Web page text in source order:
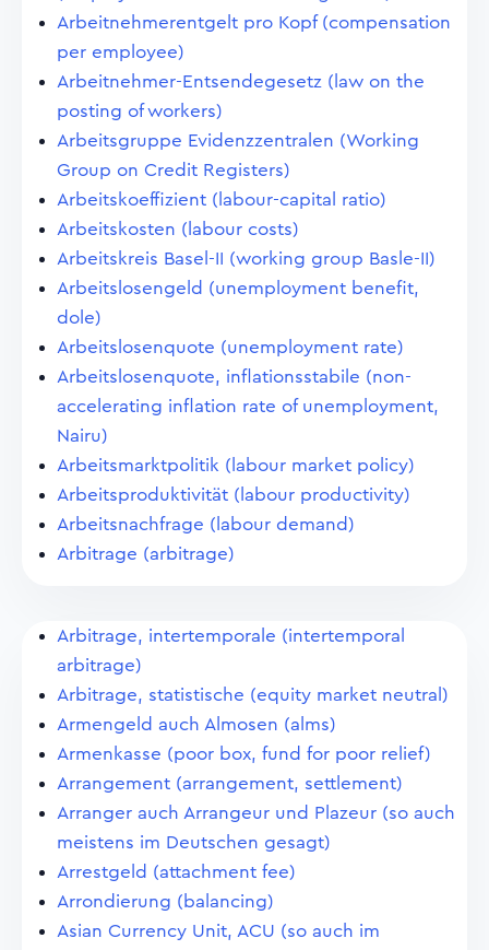
Arbeitnehmerentgelt pro Kopf (compensation
per employee)
Arbeitnehmer-Entsendegesetz (law on the
posting of workers)
Arbeitsgruppe Evidenzzentralen (Working
Group on Credit Registers)
Arbeitskoeffizient (labour-capital ratio)
Arbeitskosten (labour costs)
Arbeitskreis Basel-II (working group Basle-II)
Arbeitslosengeld (unemployment benefit,
dole)
Arbeitslosenquote (unemployment rate)
Arbeitslosenquote, inflationsstabile (non-
accelerating inflation rate of unemployment,
Nairu)
Arbeitsmarktpolitik (labour market policy)
Arbeitsproduktivität (labour productivity)
Arbeitsnachfrage (labour demand)
Arbitrage (arbitrage)
Arbitrage, intertemporale (intertemporal
arbitrage)
Arbitrage, statistische (equity market neutral)
Armengeld auch Almosen (alms)
Armenkasse (poor box, fund for poor relief)
Arrangement (arrangement, settlement)
Arranger auch Arrangeur und Plazeur (so auch
meistens im Deutschen gesagt)
Arrestgeld (attachment fee)
Arrondierung (balancing)
Asian Currency Unit, ACU (so auch im